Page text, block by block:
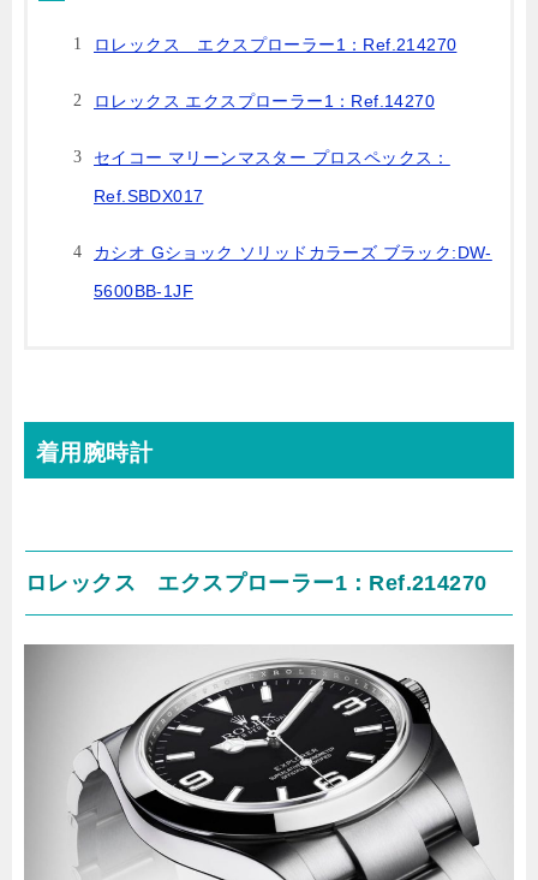
ロレックス エクスプローラー1：Ref.214270
ロレックス エクスプローラー1：Ref.14270
セイコー マリーンマスター プロスペックス：
Ref.SBDX017
カシオ Gショック ソリッドカラーズ ブラック:DW-
5600BB-1JF
着用腕時計
ロレックス エクスプローラー1：Ref.214270